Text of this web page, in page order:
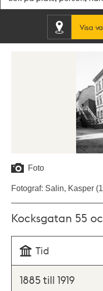
Visa
Foto
Fotograf: Salin, Kasper
Kocksgatan 55
Tid
1885 till 1919